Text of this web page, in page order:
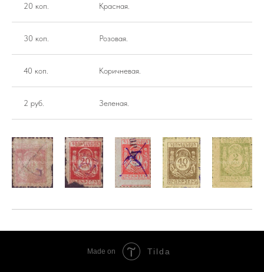
20 коп. Красная.
30 коп. Розовая.
40 коп. Коричневая.
2 руб. Зеленая.
Made on Tilda